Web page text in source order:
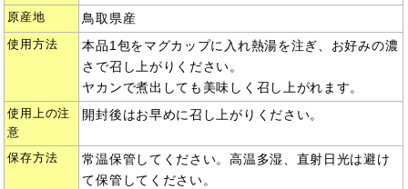
原産地 鳥取県産
使用方法
本品1包をマグカップに入れ熱湯を注ぎ、お好みの濃
さで召し上がりください。
ヤカンで煮出しても美味しく召し上がれます。
使用上の注
意
開封後はお早めに召し上がりください。
保存方法
常温保管してください。高温多湿、直射日光は避け
て保管してください。